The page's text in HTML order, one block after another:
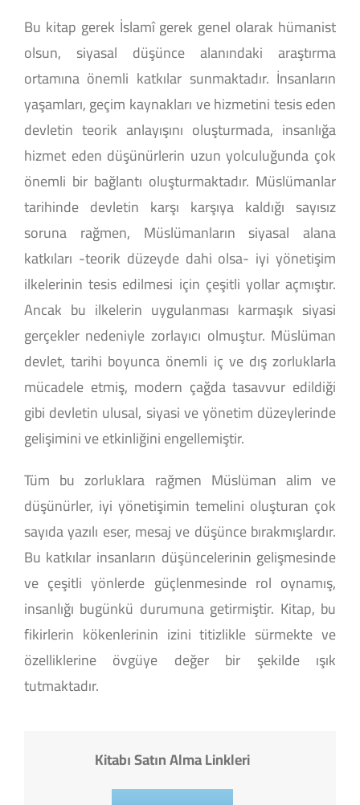
Bu kitap gerek İslamî gerek genel olarak hümanist
olsun, siyasal düşünce alanındaki araştırma
ortamına önemli katkılar sunmaktadır. İnsanların
yaşamları, geçim kaynakları ve hizmetini tesis eden
devletin teorik anlayışını oluşturmada, insanlığa
hizmet eden düşünürlerin uzun yolculuğunda çok
önemli bir bağlantı oluşturmaktadır. Müslümanlar
tarihinde devletin karşı karşıya kaldığı sayısız
soruna rağmen, Müslümanların siyasal alana
katkıları -teorik düzeyde dahi olsa- iyi yönetişim
ilkelerinin tesis edilmesi için çeşitli yollar açmıştır.
Ancak bu ilkelerin uygulanması karmaşık siyasi
gerçekler nedeniyle zorlayıcı olmuştur. Müslüman
devlet, tarihi boyunca önemli iç ve dış zorluklarla
mücadele etmiş, modern çağda tasavvur edildiği
gibi devletin ulusal, siyasi ve yönetim düzeylerinde
gelişimini ve etkinliğini engellemiştir.
Tüm bu zorluklara rağmen Müslüman alim ve
düşünürler, iyi yönetişimin temelini oluşturan çok
sayıda yazılı eser, mesaj ve düşünce bırakmışlardır.
Bu katkılar insanların düşüncelerinin gelişmesinde
ve çeşitli yönlerde güçlenmesinde rol oynamış,
insanlığı bugünkü durumuna getirmiştir. Kitap, bu
fikirlerin kökenlerinin izini titizlikle sürmekte ve
özelliklerine övgüye değer bir şekilde ışık
tutmaktadır.
Kitabı Satın Alma Linkleri